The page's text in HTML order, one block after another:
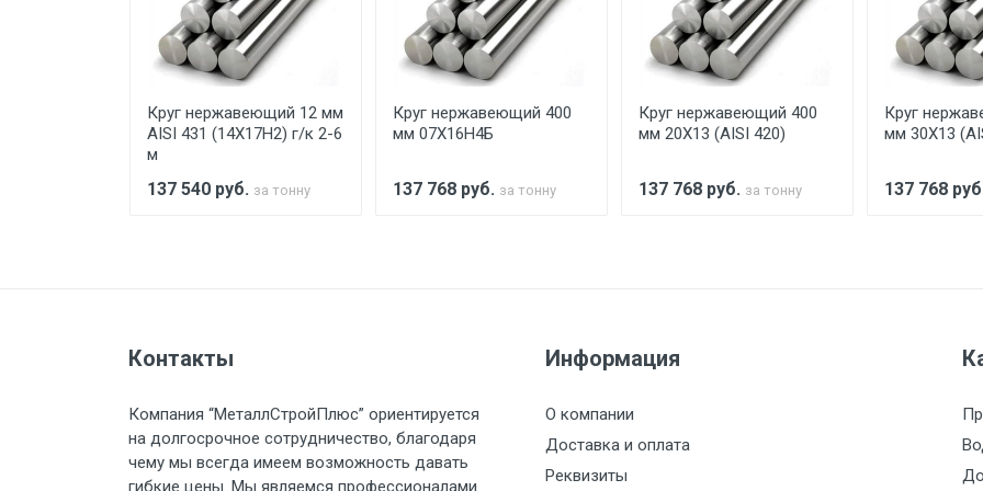
При доставке товара, Клиент заранее обязан обеспечить подъезные пути для
предоставляется не более 2-х часов.
Стоимость доставки по РФ рассчитывается индивидуально.
Груз до 6 м, вес до 2 тн 6500 с НДС 35р./
Груз до 6 м, вес до 3 тн 7500 с НДС 35р./
Груз до 6 м, вес до 5 тн 9000 с НДС 40р./
Круг нержавеющий 12 мм
AISI 431 (14Х17Н2) г/к 2-6
м
137 540 руб. за тонну
Круг нержавеющий 400
мм 07Х16Н4Б
137 768 руб. за тонну
Круг нержавеющий 400
мм 20Х13 (AISI 420)
137 768 руб. за тонну
Круг
мм 30Х13
137 768
Контакты
Компания “МеталлСтройПлюс” ориентируется
на долгосрочное сотрудничество, благодаря
чему мы всегда имеем возможность давать
гибкие цены. Мы являемся профессионалами
Информация
О компании
Доставка и оплата
Реквизиты